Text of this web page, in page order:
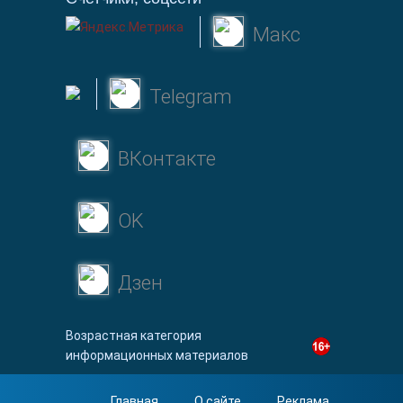
Макс
Telegram
ВКонтакте
OK
Дзен
Возрастная категория
информационных материалов